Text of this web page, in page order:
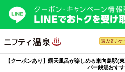
購入済チケ
【クーポンあり】露天風呂が楽しめる東向島駅(
パー銭湯おす